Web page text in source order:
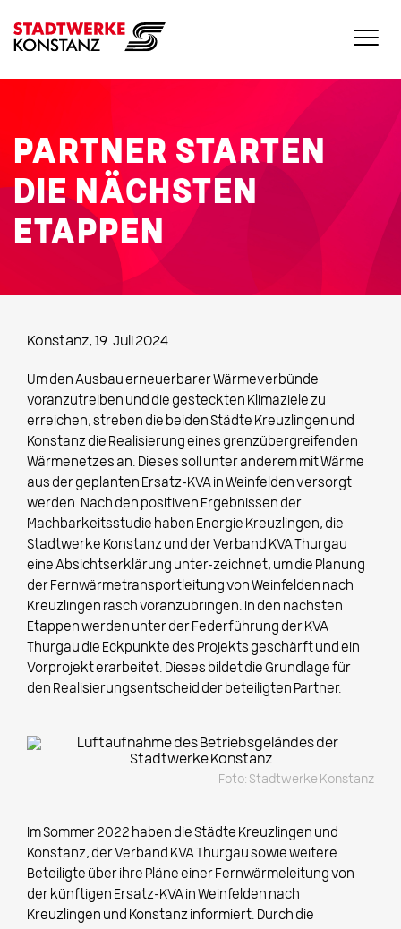
PARTNER STARTEN
DIE NÄCHSTEN
ETAPPEN
Konstanz, 19. Juli 2024.
Um den Ausbau erneuerbarer Wärmeverbünde
voranzutreiben und die gesteckten Klimaziele zu
erreichen, streben die beiden Städte Kreuzlingen und
Konstanz die Realisierung eines grenzübergreifenden
Wärmenetzes an. Dieses soll unter anderem mit Wärme
aus der geplanten Ersatz-KVA in Weinfelden versorgt
werden. Nach den positiven Ergebnissen der
Machbarkeitsstudie haben Energie Kreuzlingen, die
Stadtwerke Konstanz und der Verband KVA Thurgau
eine Absichtserklärung unter-zeichnet, um die Planung
der Fernwärmetransportleitung von Weinfelden nach
Kreuzlingen rasch voranzubringen. In den nächsten
Etappen werden unter der Federführung der KVA
Thurgau die Eckpunkte des Projekts geschärft und ein
Vorprojekt erarbeitet. Dieses bildet die Grundlage für
den Realisierungsentscheid der beteiligten Partner.
Foto: Stadtwerke Konstanz
Im Sommer 2022 haben die Städte Kreuzlingen und
Konstanz, der Verband KVA Thurgau sowie weitere
Beteiligte über ihre Pläne einer Fernwärmeleitung von
der künftigen Ersatz-KVA in Weinfelden nach
Kreuzlingen und Konstanz informiert. Durch die